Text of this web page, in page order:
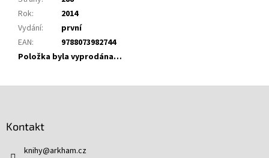
Rok:
2014
Vydání:
první
EAN:
9788073982744
Položka byla vyprodána…
Kontakt
knihy@arkham.cz